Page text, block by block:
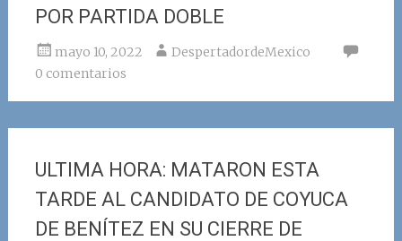
POR PARTIDA DOBLE
mayo 10, 2022
DespertadordeMexico
0 comentarios
ULTIMA HORA: MATARON ESTA
TARDE AL CANDIDATO DE COYUCA
DE BENÍTEZ EN SU CIERRE DE